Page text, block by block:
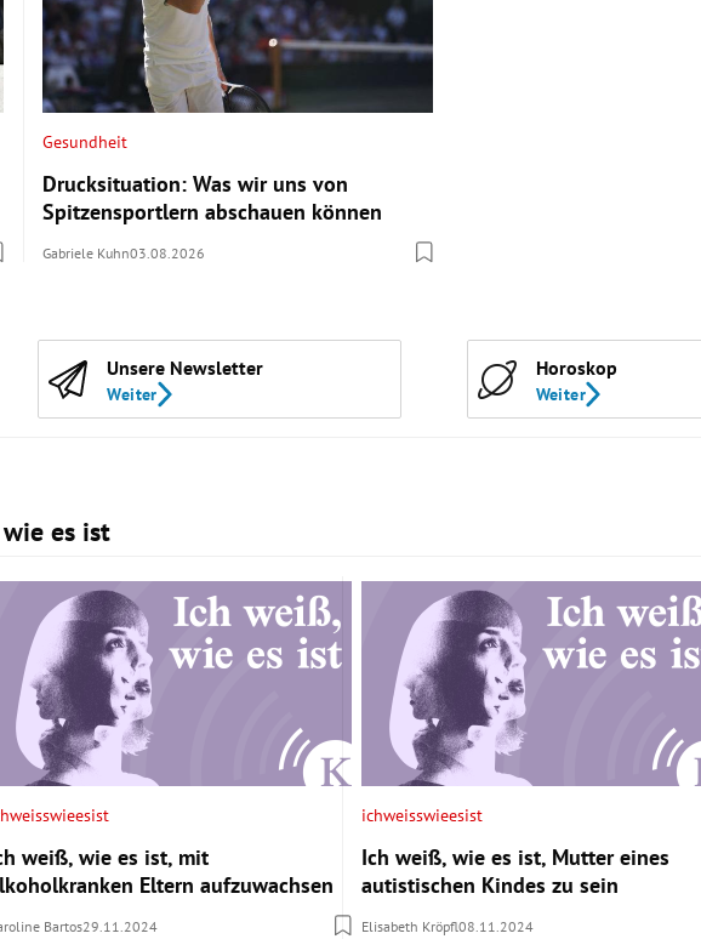
Gesundheit
Drucksituation: Was wir uns von
Spitzensportlern abschauen können
Gabriele Kuhn03.08.2026
Unsere Newsletter
Weiter
Horoskop
Weiter
es ist
weiß, wie es ist, mit
Eltern aufzuwachsen
Bartos29.11.2024
ichweisswieesist
Ich weiß, wie es ist, Mutter eines
autistischen Kindes zu sein
Elisabeth Kröpfl08.11.2024